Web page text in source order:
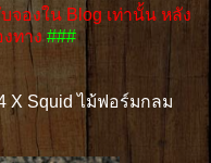
จองใน Blog เท่านั้น หลัง
ทาง###
X Squid ไม้ฟอร์มกลม